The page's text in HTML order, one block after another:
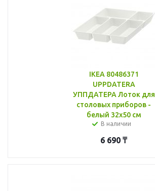
IKEA 80486371
UPPDATERA
УППДАТЕРА Лоток для
столовых приборов -
белый 32x50 см
В наличии
6 690 ₸